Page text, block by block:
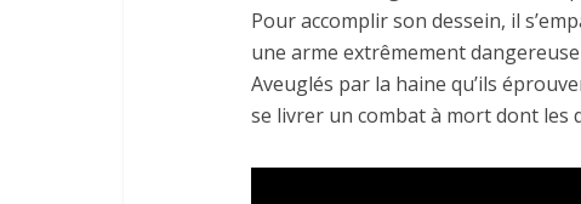
Pour accomplir son dessein, il
une arme extrêmement
Aveuglés par la haine qu’ils
se livrer un combat à mort dont les